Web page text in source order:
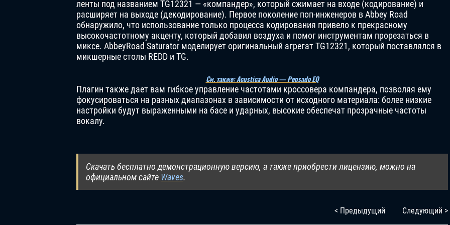
ленты под названием TG12321 — «компандер», который сжимает на входе (кодирование) и
расширяет на выходе (декодирование). Первое поколение поп-инженеров в Abbey Road
обнаружило, что использование только процесса кодирования привело к прекрасному
высокочастотному акценту, который добавил воздуха и помог инструментам прорезаться в
миксе. AbbeyRoad Saturator моделирует оригинальный агрегат TG12321, который поставлялся в
микшерные столы REDD и TG.
См. также: Acustica Audio — Pensado EQ
Плагин также дает вам гибкое управление частотами кроссовера компандера, позволяя ему
фокусироваться на разных диапазонах в зависимости от исходного материала: более низкие
настройки будут выраженными на басе и ударных, высокие обеспечат прозрачные частоты
вокалу.
Скачать бесплатно демонстрационную версию, а также приобрести лицензию, можно на
официальном сайте Waves.
< Предыдущий Следующий >